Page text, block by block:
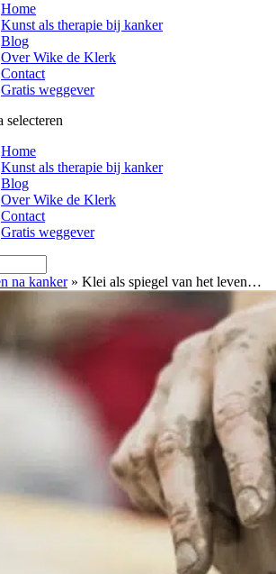
Home
Kunst als therapie bij kanker
Blog
Over Wike de Klerk
Contact
Gratis weggever
selecteren
Home
Kunst als therapie bij kanker
Blog
Over Wike de Klerk
Contact
Gratis weggever
na kanker» Klei als spiegel van het leven…